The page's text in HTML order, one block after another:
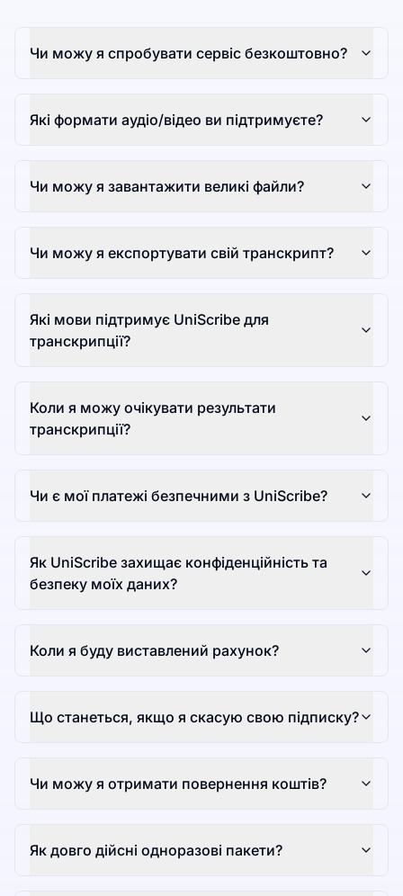
Чи можу я спробувати сервіс безкоштовно?
Які формати аудіо/відео ви підтримуєте?
Чи можу я завантажити великі файли?
Чи можу я експортувати свій транскрипт?
Які мови підтримує UniScribe для
транскрипції?
Коли я можу очікувати результати
транскрипції?
Чи є мої платежі безпечними з UniScribe?
Як UniScribe захищає конфіденційність та
безпеку моїх даних?
Коли я буду виставлений рахунок?
Що станеться, якщо я скасую свою підписку?
Чи можу я отримати повернення коштів?
Як довго дійсні одноразові пакети?